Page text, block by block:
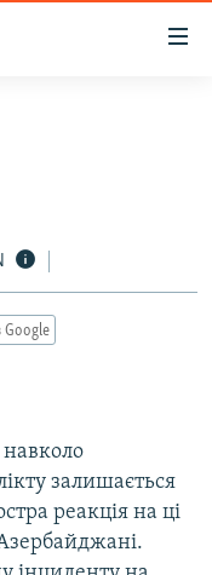
Google
залишається
реакція на ці